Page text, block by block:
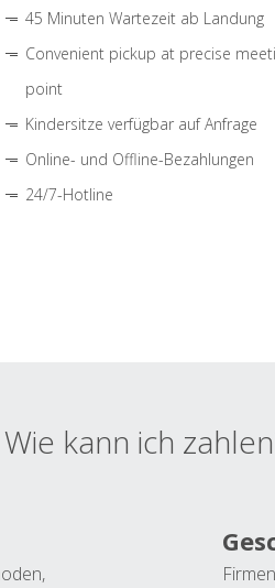
45 Minuten Wartezeit ab Landung
Convenient pickup at precise
point
Kindersitze verfügbar auf Anfrage
Online- und Offline-Bezahlungen
24/7-Hotline
Wie kann ich